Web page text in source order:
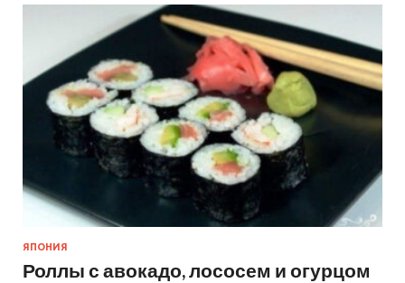
ЯПОНИЯ
Роллы с авокадо, лососем и огурцом